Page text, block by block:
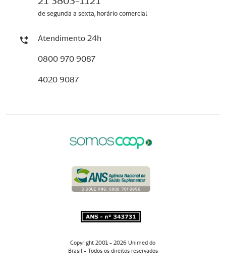
de segunda a sexta, horário comercial
Atendimento 24h
0800 970 9087
4020 9087
Copyright 2001 - 2026 Unimed do
Brasil - Todos os direitos reservados